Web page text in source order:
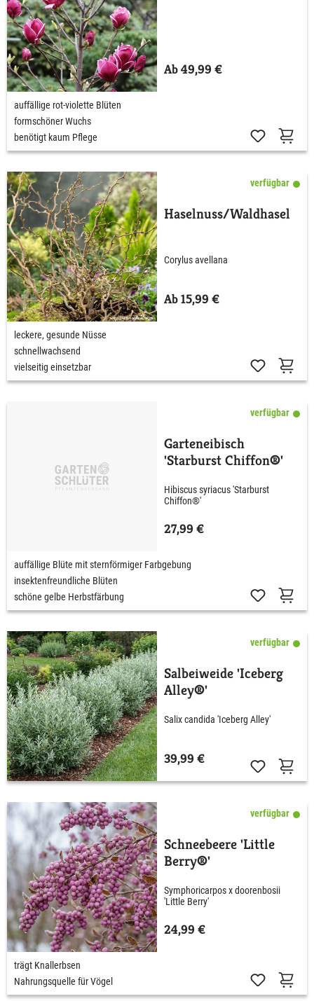
Ab 49,99 €
auffällige rot-violette Blüten
formschöner Wuchs
benötigt kaum Pflege
verfügbar
Haselnuss/Waldhasel
Corylus avellana
Ab 15,99 €
leckere, gesunde Nüsse
schnellwachsend
vielseitig einsetzbar
verfügbar
Garteneibisch
'Starburst Chiffon®'
Hibiscus syriacus 'Starburst
Chiffon®'
27,99 €
auffällige Blüte mit sternförmiger Farbgebung
insektenfreundliche Blüten
schöne gelbe Herbstfärbung
verfügbar
Salbeiweide 'Iceberg
Alley®'
Salix candida 'Iceberg Alley'
39,99 €
verfügbar
Schneebeere 'Little
Berry®'
Symphoricarpos x doorenbosii
'Little Berry'
24,99 €
trägt Knallerbsen
Nahrungsquelle für Vögel